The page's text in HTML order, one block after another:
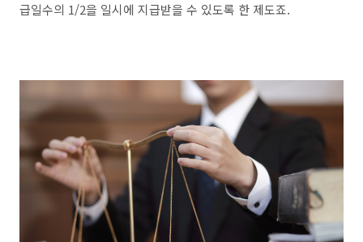
급일수의 1/2을 일시에 지급받을 수 있도록 한 제도죠.